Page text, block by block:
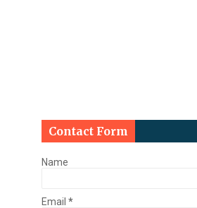
Contact Form
Name
Email *